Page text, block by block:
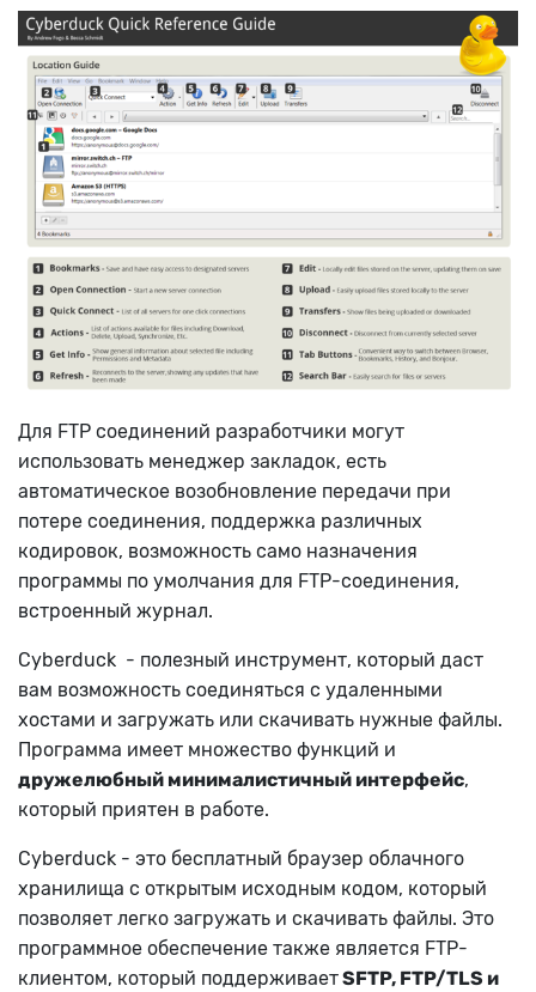
Для FTP соединений разработчики могут
использовать менеджер закладок, есть
автоматическое возобновление передачи при
потере соединения, поддержка различных
кодировок, возможность само назначения
программы по умолчания для FTP-соединения,
встроенный журнал.
Cyberduck - полезный инструмент, который даст
вам возможность соединяться с удаленными
хостами и загружать или скачивать нужные файлы.
Программа имеет множество функций и
дружелюбный минималистичный интерфейс,
который приятен в работе.
Cyberduck - это бесплатный браузер облачного
хранилища с открытым исходным кодом, который
позволяет легко загружать и скачивать файлы. Это
программное обеспечение также является FTP-
клиентом, который поддерживаетSFTP, FTP/TLS и